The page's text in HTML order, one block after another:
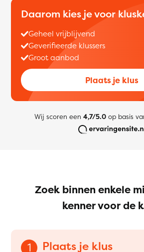
Daarom kies je voor
Geheel vrijblijvend
Geverifieerde klussers
Groot aanbod
Plaats je klus
Wij scoren een 4,7/5.0op basis
Zoek binnen enkele
kenner voor de
1 Plaats je klus